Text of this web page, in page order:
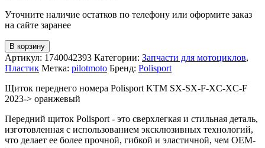
KTM
SX-
F-
XC-
XC-
2023
Уточните наличие остатков по телефону или оформите заказ
на сайте заранее
В корзину
Артикул: 1740042393 Категории: Запчасти для мотоциклов,
Пластик Метка: pilotmoto Бренд: Polisport
Щиток переднего номера Polisport KTM SX-SX-F-XC-XC-F
2023-> оранжевый
Передний щиток Polisport - это сверхлегкая и стильная деталь,
изготовленная с использованием эксклюзивных технологий,
что делает ее более прочной, гибкой и эластичной, чем OEM-